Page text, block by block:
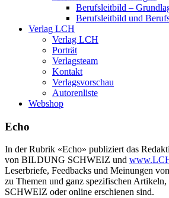
Berufsleitbild –
Berufsleitbild und
Verlag LCH
Verlag LCH
Porträt
Verlagsteam
Kontakt
Verlagsvorschau
Autorenliste
Webshop
Echo
In der Rubrik «Echo» publiziert das
von BILDUNG SCHWEIZ und
Leserbriefe, Feedbacks und Meinungen
zu Themen und ganz spezifischen
SCHWEIZ oder online erschienen sind.